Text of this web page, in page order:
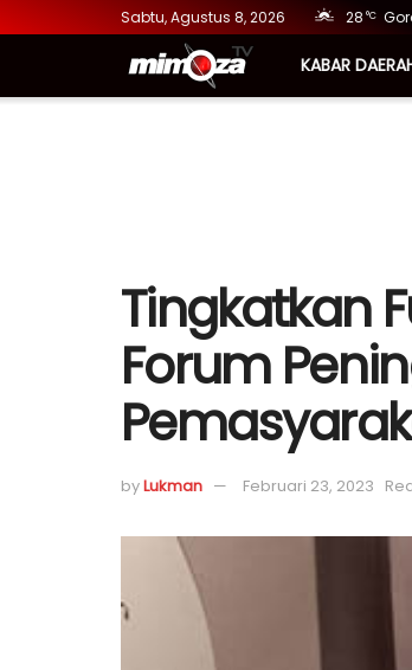
Sabtu, Agustus 8, 2026 28 °C
KABAR
Tingkatkan
Forum
byLukman Februari 23, 2023